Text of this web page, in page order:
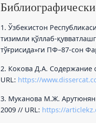
1. Ўзбекистон
тизимли қўллаб-
тўғрисида»ги ПФ–87-сон
2. Кокова Д.А. Содержание
URL: https://
3. Муканова М.Ж. Арутюнян
2009 // URL: https://